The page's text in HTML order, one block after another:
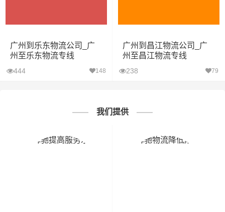
广州到乐东物流公司_广
州至乐东物流专线
444 148
广州到昌江物流公司_广
州至昌江物流专线
238 79
我们提供